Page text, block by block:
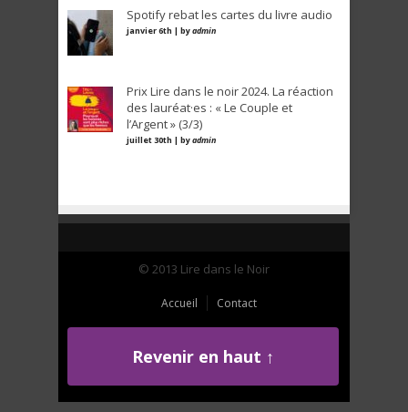
Spotify rebat les cartes du livre audio
janvier 6th | byadmin
Prix Lire dans le noir 2024. La réaction
des lauréat·es : « Le Couple et
l’Argent » (3/3)
juillet 30th | byadmin
© 2013 Lire dans le Noir
Accueil Contact
Revenir en haut ↑